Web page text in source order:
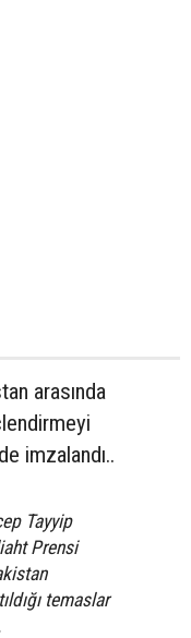
arasında
imzalandı..
Tayyip
Prensi
temaslar